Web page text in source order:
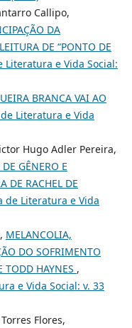
Callipo,
DA
DE “PONTO DE
Literatura e Vida Social:
BRANCA VAI AO
Literatura e Vida
Hugo Adler Pereira,
GÊNERO E
DE RACHEL DE
de Literatura e Vida
MELANCOLIA,
DO SOFRIMENTO
TODD HAYNES ,
e Vida Social: v. 33
Flores,